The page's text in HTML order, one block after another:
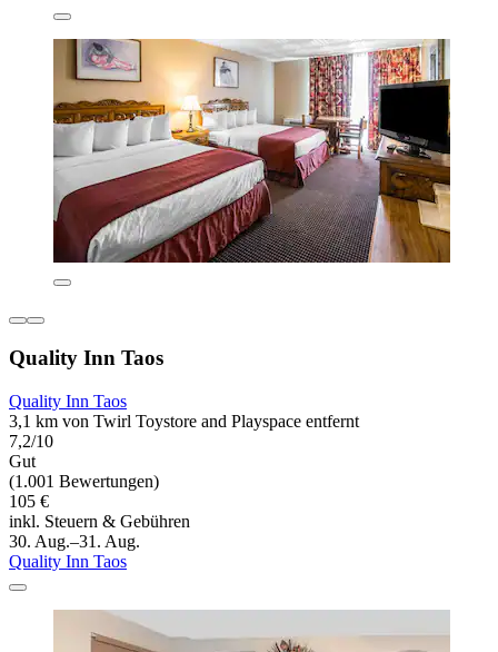
Quality Inn Taos
Quality Inn Taos
3,1 km von Twirl Toystore and Playspace entfernt
7,2/10
Gut
(1.001 Bewertungen)
105 €
inkl. Steuern & Gebühren
30. Aug.–31. Aug.
Quality Inn Taos